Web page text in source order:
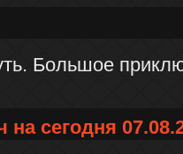
Большое
сегодня